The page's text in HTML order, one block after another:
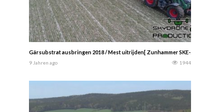
Gärsubstrat ausbringen 2018 / Mest uitrijden[ Zunhammer SKE-27000T |
9 Jahren ago 1944